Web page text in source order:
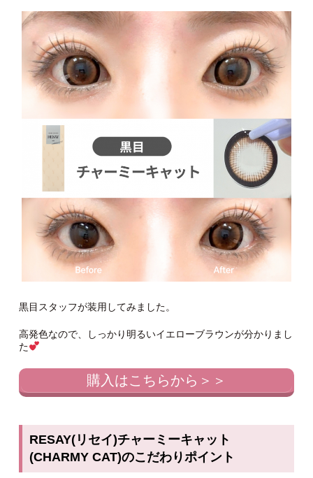
黒目スタッフが装用してみました。
高発色なので、しっかり明るいイエローブラウンが分かりまし
た
購入はこちらから＞＞
RESAY(リセイ)チャーミーキャット
(CHARMY CAT)のこだわりポイント